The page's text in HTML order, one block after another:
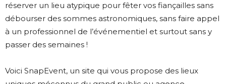
réserver un lieu atypique pour fêter vos fiançailles sans
débourser des sommes astronomiques, sans faire appel
à un professionnel de l’événementiel et surtout sans y
passer des semaines !
Voici SnapEvent, un site qui vous propose des lieux